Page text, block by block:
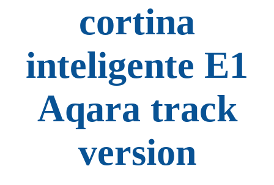
cortina
inteligente E1
Aqara track
version